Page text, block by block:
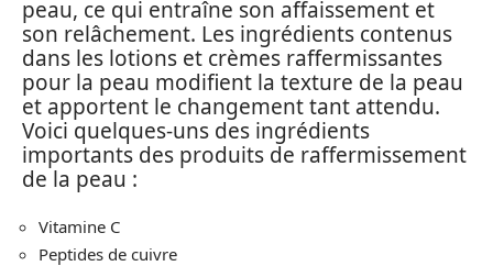
peau, ce qui entraîne son affaissement et
son relâchement. Les ingrédients contenus
dans les lotions et crèmes raffermissantes
pour la peau modifient la texture de la peau
et apportent le changement tant attendu.
Voici quelques-uns des ingrédients
importants des produits de raffermissement
de la peau :
Vitamine C
Peptides de cuivre